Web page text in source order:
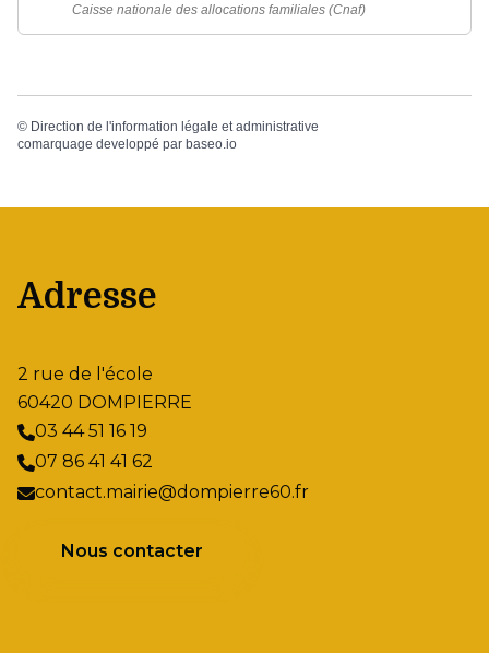
Caisse nationale des allocations familiales (Cnaf)
© Direction de l'information légale et administrative
comarquage developpé par baseo.io
Adresse
2 rue de l'école
60420 DOMPIERRE
03 44 51 16 19
07 86 41 41 62
contact.mairie@dompierre60.fr
Nous contacter